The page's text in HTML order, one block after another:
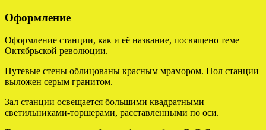
Оформление
Оформление станции, как и её название, посвящено теме
Октябрьской революции.
Путевые стены облицованы красным мрамором. Пол станции
выложен серым гранитом.
Зал станции освещается большими квадратными
светильниками-торшерами, расставленными по оси.